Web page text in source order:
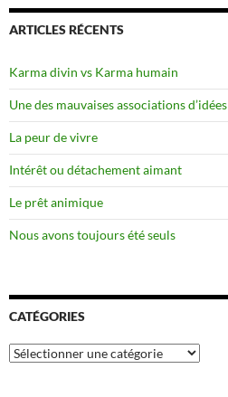
ARTICLES RÉCENTS
Karma divin vs Karma humain
Une des mauvaises associations d’idées
La peur de vivre
Intérêt ou détachement aimant
Le prêt animique
Nous avons toujours été seuls
CATÉGORIES
Catégories